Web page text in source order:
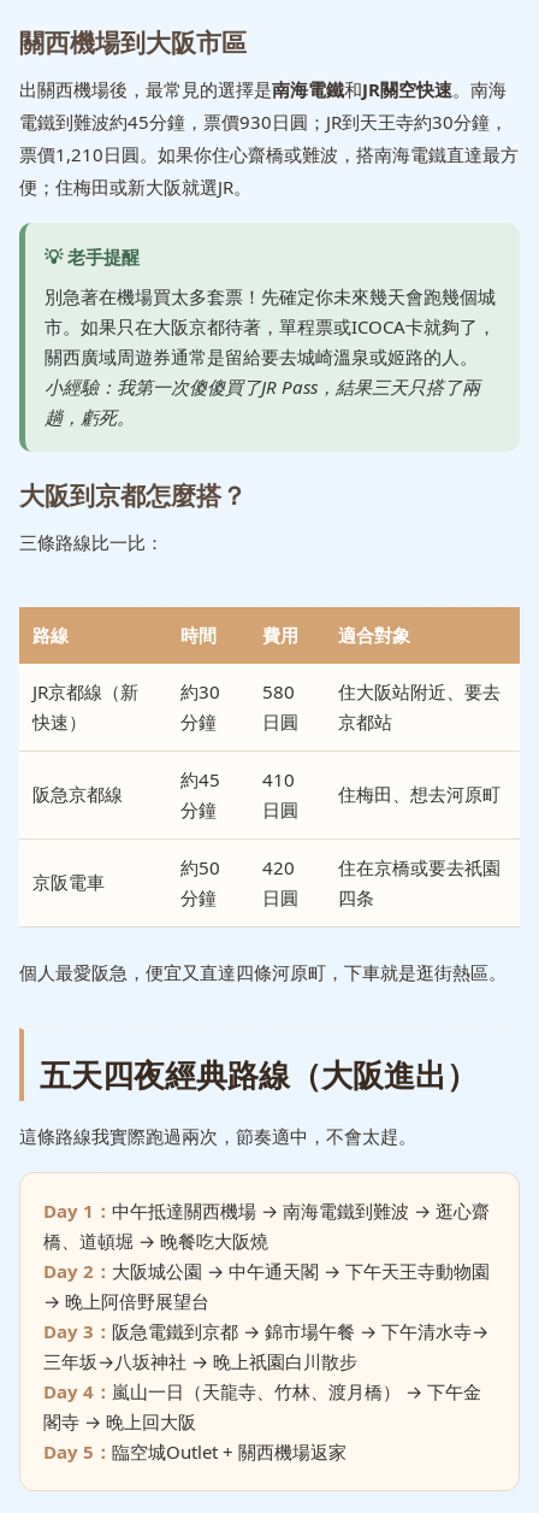
關西機場到大阪市區
出關西機場後，最常見的選擇是南海電鐵和JR關空快速。南海
電鐵到難波約45分鐘，票價930日圓；JR到天王寺約30分鐘，
票價1,210日圓。如果你住心齋橋或難波，搭南海電鐵直達最方
便；住梅田或新大阪就選JR。
別急著在機場買太多套票！先確定你未來幾天會跑幾個城
市。如果只在大阪京都待著，單程票或ICOCA卡就夠了，
關西廣域周遊券通常是留給要去城崎溫泉或姬路的人。
小經驗：我第一次傻傻買了JR Pass，結果三天只搭了兩
趟，虧死。
大阪到京都怎麼搭？
三條路線比一比：
路線 時間 費用 適合對象
JR京都線（新
快速）
約30
分鐘
580
日圓
住大阪站附近、要去
京都站
阪急京都線
約45
分鐘
410
日圓
住梅田、想去河原町
京阪電車
約50
分鐘
420
日圓
住在京橋或要去祇園
四条
個人最愛阪急，便宜又直達四條河原町，下車就是逛街熱區。
五天四夜經典路線（大阪進出）
這條路線我實際跑過兩次，節奏適中，不會太趕。
Day 1：中午抵達關西機場 → 南海電鐵到難波 → 逛心齋
橋、道頓堀 → 晚餐吃大阪燒
Day 2： 大阪城公園 → 中午通天閣 → 下午天王寺動物園
→ 晚上阿倍野展望台
Day 3：阪急電鐵到京都 → 錦市場午餐 → 下午清水寺→
三年坂→八坂神社 → 晚上祇園白川散步
Day 4： 嵐山一日（天龍寺、竹林、渡月橋） → 下午金
閣寺 → 晚上回大阪
Day 5：臨空城Outlet + 關西機場返家